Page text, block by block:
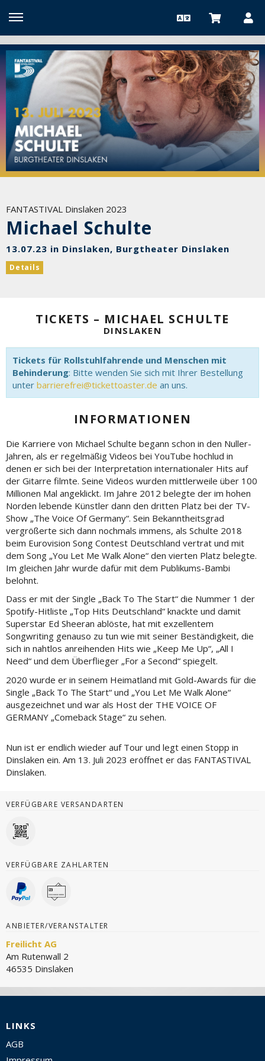
FANTASTIVAL Dinslaken 2023
Michael Schulte
13.07.23 in Dinslaken, Burgtheater Dinslaken
Details
TICKETS – MICHAEL SCHULTE
DINSLAKEN
Tickets für Rollstuhlfahrende und Menschen mit
Behinderung: Bitte wenden Sie sich mit Ihrer Bestellung
unter barrierefrei@tickettoaster.de an uns.
INFORMATIONEN
Die Karriere von Michael Schulte begann schon in den Nuller-
Jahren, als er regelmäßig Videos bei YouTube hochlud in
denen er sich bei der Interpretation internationaler Hits auf
der Gitarre filmte. Seine Videos wurden mittlerweile über 100
Millionen Mal angeklickt. Im Jahre 2012 belegte der im hohen
Norden lebende Künstler dann den dritten Platz bei der TV-
Show „The Voice Of Germany“. Sein Bekanntheitsgrad
vergrößerte sich dann nochmals immens, als Schulte 2018
beim Eurovision Song Contest Deutschland vertrat und mit
dem Song „You Let Me Walk Alone“ den vierten Platz belegte.
Im gleichen Jahr wurde dafür mit dem Publikums-Bambi
belohnt.
Dass er mit der Single „Back To The Start“ die Nummer 1 der
Spotify-Hitliste „Top Hits Deutschland“ knackte und damit
Superstar Ed Sheeran ablöste, hat mit exzellentem
Songwriting genauso zu tun wie mit seiner Beständigkeit, die
sich in nahtlos anreihenden Hits wie „Keep Me Up“, „All I
Need“ und dem Überflieger „For a Second“ spiegelt.
2020 wurde er in seinem Heimatland mit Gold-Awards für die
Single „Back To The Start“ und „You Let Me Walk Alone“
ausgezeichnet und war als Host der THE VOICE OF
GERMANY „Comeback Stage“ zu sehen.
Nun ist er endlich wieder auf Tour und legt einen Stopp in
Dinslaken ein. Am 13. Juli 2023 eröffnet er das FANTASTIVAL
Dinslaken.
VERFÜGBARE VERSANDARTEN
VERFÜGBARE ZAHLARTEN
ANBIETER/VERANSTALTER
Freilicht AG
Am Rutenwall 2
46535 Dinslaken
LINKS
AGB